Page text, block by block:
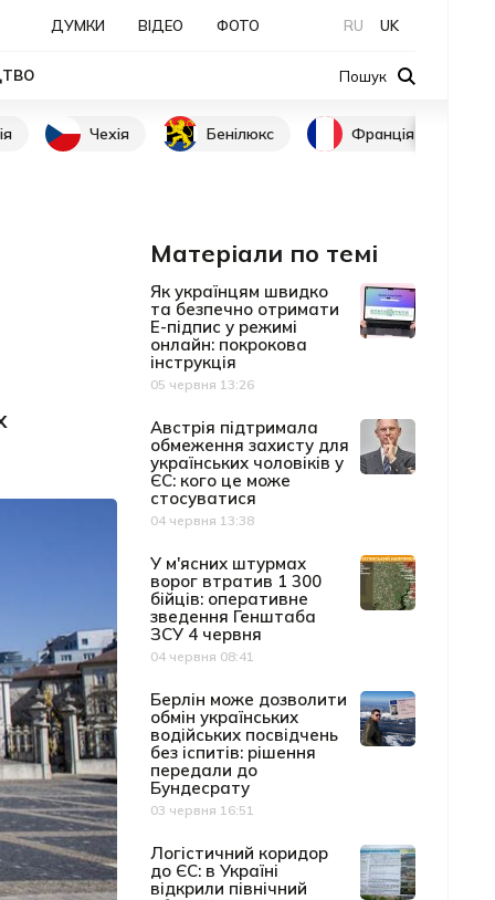
ДУМКИ ВІДЕО ФОТО RU UK
Пошук
Чехія Бенілюкс Франція
Матеріали по темі
Як українцям швидко
та безпечно отримати
Е-підпис у режимі
онлайн: покрокова
інструкція
Дата публікації
05 червня 13:26
Австрія підтримала
обмеження захисту для
українських чоловіків у
ЄС: кого це може
стосуватися
Дата публікації
04 червня 13:38
У м'ясних штурмах
ворог втратив 1 300
бійців: оперативне
зведення Генштаба
ЗСУ 4 червня
Дата публікації
04 червня 08:41
Берлін може дозволити
обмін українських
водійських посвідчень
без іспитів: рішення
передали до
Бундесрату
Дата публікації
03 червня 16:51
Логістичний коридор
до ЄС: в Україні
відкрили північний